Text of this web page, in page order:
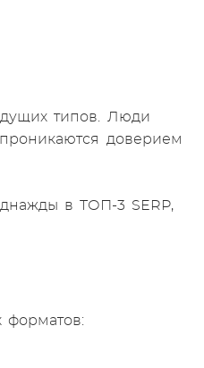
типов. Люди
доверием
в ТОП-3 SERP,
форматов: